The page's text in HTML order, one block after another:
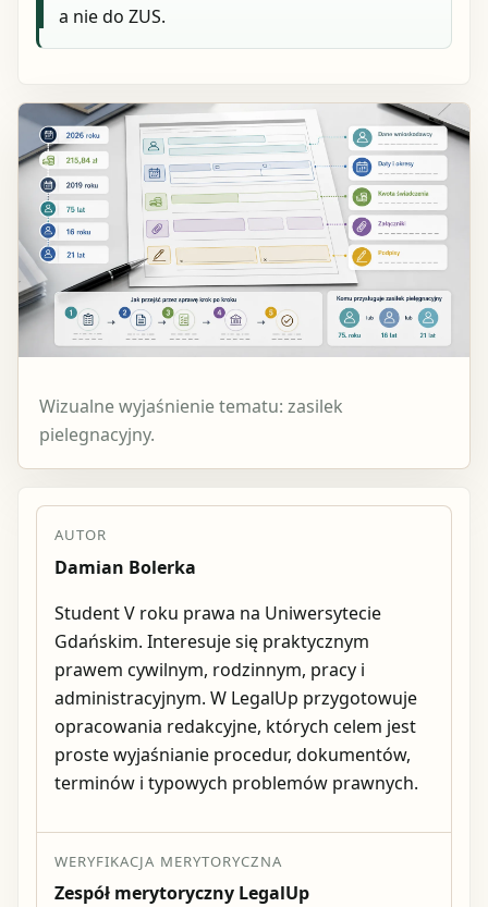
a nie do ZUS.
Wizualne wyjaśnienie tematu: zasilek
pielegnacyjny.
AUTOR
Damian Bolerka
Student V roku prawa na Uniwersytecie
Gdańskim. Interesuje się praktycznym
prawem cywilnym, rodzinnym, pracy i
administracyjnym. W LegalUp przygotowuje
opracowania redakcyjne, których celem jest
proste wyjaśnianie procedur, dokumentów,
terminów i typowych problemów prawnych.
WERYFIKACJA MERYTORYCZNA
Zespół merytoryczny LegalUp